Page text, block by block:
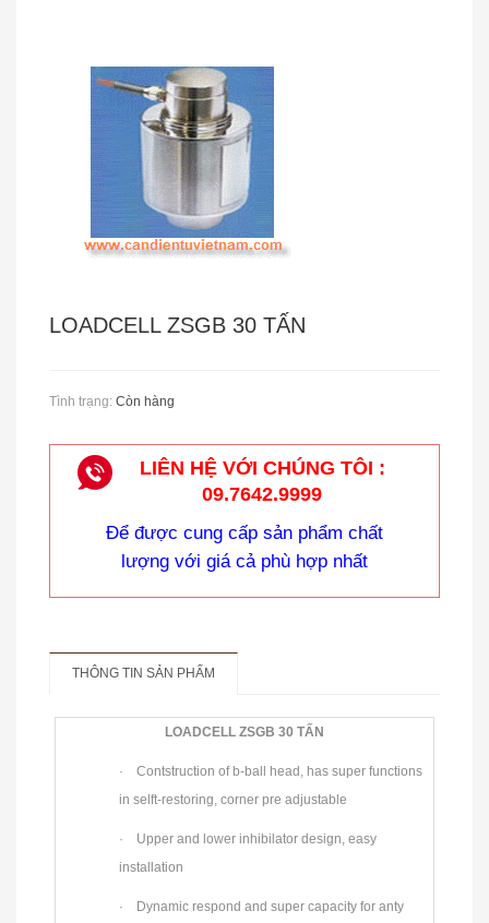
CÂN TREO METTLER - TOLEDO
Cân Treo Điện Tử OCS
CÂN TREO ĐIỆN TỬ HÀN QUỐC
LOADCELL ZSGB 30 TẤN
Tình trạng: Còn hàng
LIÊN HỆ VỚI CHÚNG TÔI :
09.7642.9999
Để được cung cấp sản phẩm chất
lượng với giá cả phù hợp nhất
THÔNG TIN SẢN PHẨM
LOADCELL ZSGB 30 TẤN
· Contstruction of b-ball head, has super functions
in selft-restoring, corner pre adjustable
· Upper and lower inhibilator design, easy
installation
· Dynamic respond and super capacity for anty